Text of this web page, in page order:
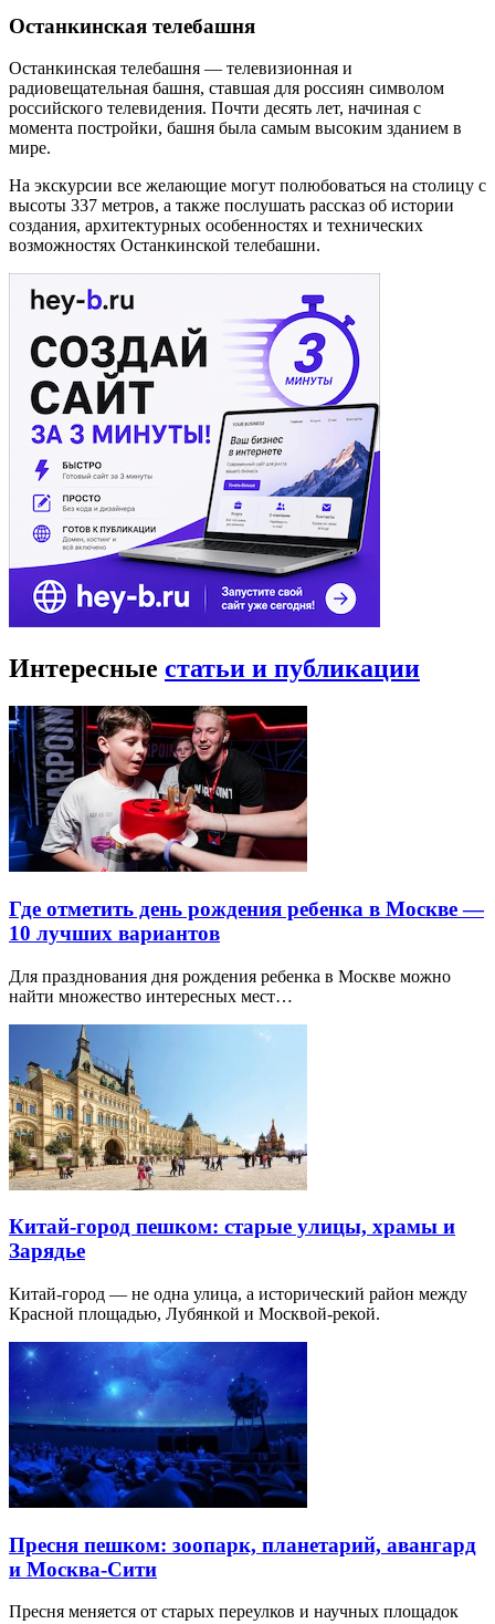
Останкинская телебашня
Останкинская телебашня — телевизионная и
радиовещательная башня, ставшая для россиян символом
российского телевидения. Почти десять лет, начиная с
момента постройки, башня была самым высоким зданием в
мире.
На экскурсии все желающие могут полюбоваться на столицу с
высоты 337 метров, а также послушать рассказ об истории
создания, архитектурных особенностях и технических
возможностях Останкинской телебашни.
Интересные статьи и публикации
Где отметить день рождения ребенка в Москве —
10 лучших вариантов
Для празднования дня рождения ребенка в Москве можно
найти множество интересных мест…
Китай-город пешком: старые улицы, храмы и
Зарядье
Китай-город — не одна улица, а исторический район между
Красной площадью, Лубянкой и Москвой-рекой.
Пресня пешком: зоопарк, планетарий, авангард
и Москва-Сити
Пресня меняется от старых переулков и научных площадок